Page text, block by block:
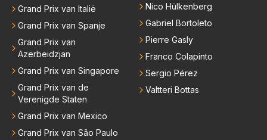
Grand Prix van Italië
Grand Prix van Spanje
Grand Prix van
Azerbeidzjan
Grand Prix van Singapore
Grand Prix van de
Verenigde Staten
Grand Prix van Mexico
Grand Prix van São Paulo
Nico Hülkenberg
Gabriel Bortoleto
Pierre Gasly
Franco Colapinto
Sergio Pérez
Valtteri Bottas